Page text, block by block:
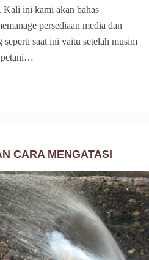
Kali ini kami akan bahas
persediaan media dan
seperti saat ini yaitu setelah musim
petani…
CARA MENGATASI